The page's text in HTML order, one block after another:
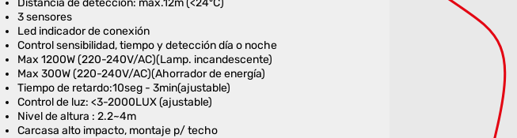
3 sensores
Led indicador de conexión
Control sensibilidad, tiempo y detección día o noche
Max 1200W (220-240V/AC)(Lamp. incandescente)
Max 300W (220-240V/AC)(Ahorrador de energía)
Tiempo de retardo:10seg - 3min(ajustable)
Control de luz: <3-2000LUX (ajustable)
Nivel de altura : 2.2~4m
Carcasa alto impacto, montaje p/ techo